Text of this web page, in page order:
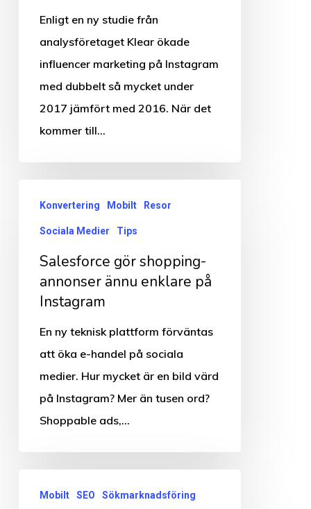
Enligt en ny studie från
analysföretaget Klear ökade
influencer marketing på Instagram
med dubbelt så mycket under
2017 jämfört med 2016. När det
kommer till…
shopping-
annonser
ännu
enklare
Konvertering Mobilt Resor
Sociala Medier Tips
Salesforce gör shopping-
annonser ännu enklare på
Instagram
En ny teknisk plattform förväntas
att öka e-handel på sociala
medier. Hur mycket är en bild värd
på Instagram? Mer än tusen ord?
Shoppable ads,…
kommer
Mobilt SEO Sökmarknadsföring